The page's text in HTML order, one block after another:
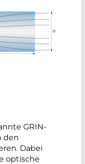
GRIN-
den
Dabei
optische